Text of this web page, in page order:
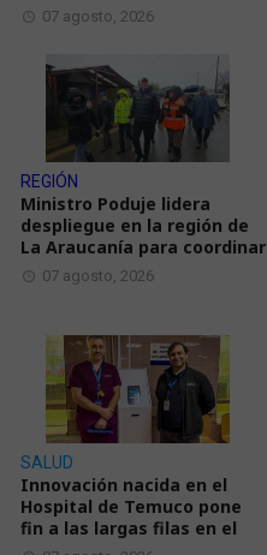
07 agosto, 2026
REGIÓN
Ministro Poduje lidera
despliegue en la región de
La Araucanía para coordinar
07 agosto, 2026
SALUD
Innovación nacida en el
Hospital de Temuco pone
fin a las largas filas en el